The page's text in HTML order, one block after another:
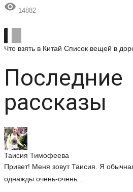
 14882
Что взять в Китай Список вещей в
Последние
рассказы
Таисия Тимофеева
Привет! Меня зовут Таисия. Я
однажды очень-очень...